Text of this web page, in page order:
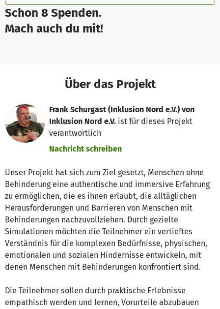
Schon 8 Spenden.
Mach auch du mit!
Über das Projekt
Frank Schurgast (Inklusion Nord e.V.) von
Inklusion Nord e.V. ist für dieses Projekt
verantwortlich
Nachricht schreiben
Unser Projekt hat sich zum Ziel gesetzt, Menschen ohne
Behinderung eine authentische und immersive Erfahrung
zu ermöglichen, die es ihnen erlaubt, die alltäglichen
Herausforderungen und Barrieren von Menschen mit
Behinderungen nachzuvollziehen. Durch gezielte
Simulationen möchten die Teilnehmer ein vertieftes
Verständnis für die komplexen Bedürfnisse, physischen,
emotionalen und sozialen Hindernisse entwickeln, mit
denen Menschen mit Behinderungen konfrontiert sind.
Die Teilnehmer sollen durch praktische Erlebnisse
empathisch werden und lernen, Vorurteile abzubauen